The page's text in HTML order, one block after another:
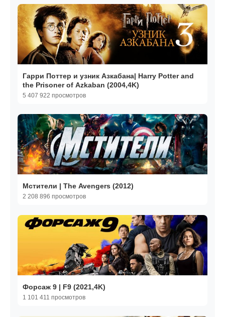
Гарри Поттер и узник Азкабана| Harry Potter and
the Prisoner of Azkaban (2004,4K)
5 407 922 просмотров
Мстители | The Avengers (2012)
2 208 896 просмотров
Форсаж 9 | F9 (2021,4K)
1 101 411 просмотров